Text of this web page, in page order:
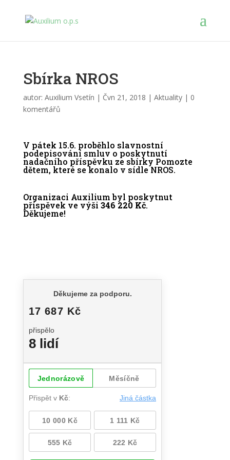
Sbírka NROS
autor: Auxilium Vsetín | Čvn 21, 2018 | Aktuality| 0
komentářů
V pátek 15.6. proběhlo slavnostní
podepisování smluv o poskytnutí
nadačního příspěvku ze sbírky Pomozte
dětem, které se konalo v sídle NROS.
Organizaci Auxilium byl poskytnut
příspěvek ve výši 346 220 Kč.
Děkujeme!